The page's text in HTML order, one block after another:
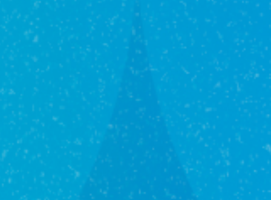
Новые объекты